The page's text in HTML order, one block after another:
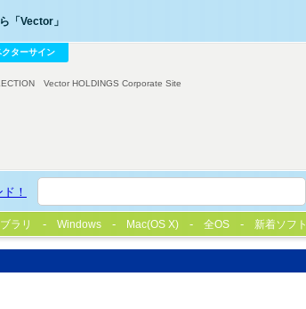
「Vector」
クターサイン
！
Vector HOLDINGS Corporate Site
ラリ Windows Mac(OS X) 全OS 新着ソフト